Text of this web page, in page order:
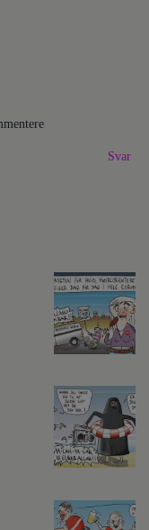
Svar